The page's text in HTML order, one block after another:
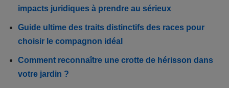
impacts juridiques à prendre au sérieux
Guide ultime des traits distinctifs des races pour
choisir le compagnon idéal
Comment reconnaître une crotte de hérisson dans
votre jardin ?